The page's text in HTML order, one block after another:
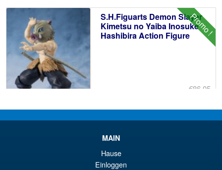
Promo !
S.H.Figuarts Demon Slayer
Kimetsu no Yaiba Inosuke
Hashibira Action Figure
€86.05
Le
S.H. Figuarts Portgas D. Ace (
MAIN
Hause
Einloggen